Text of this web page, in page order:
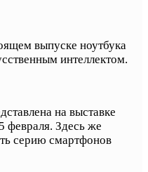
выпуске ноутбука
интеллектом.
на выставке
февраля. Здесь же
серию смартфонов